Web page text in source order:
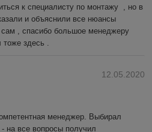
к специалисту по монтажу  , но в
и объяснили все нюансы
, спасибо большое менеджеру
тоже здесь .
12.05.2020
менеджер. Выбирал
- на все вопросы получил